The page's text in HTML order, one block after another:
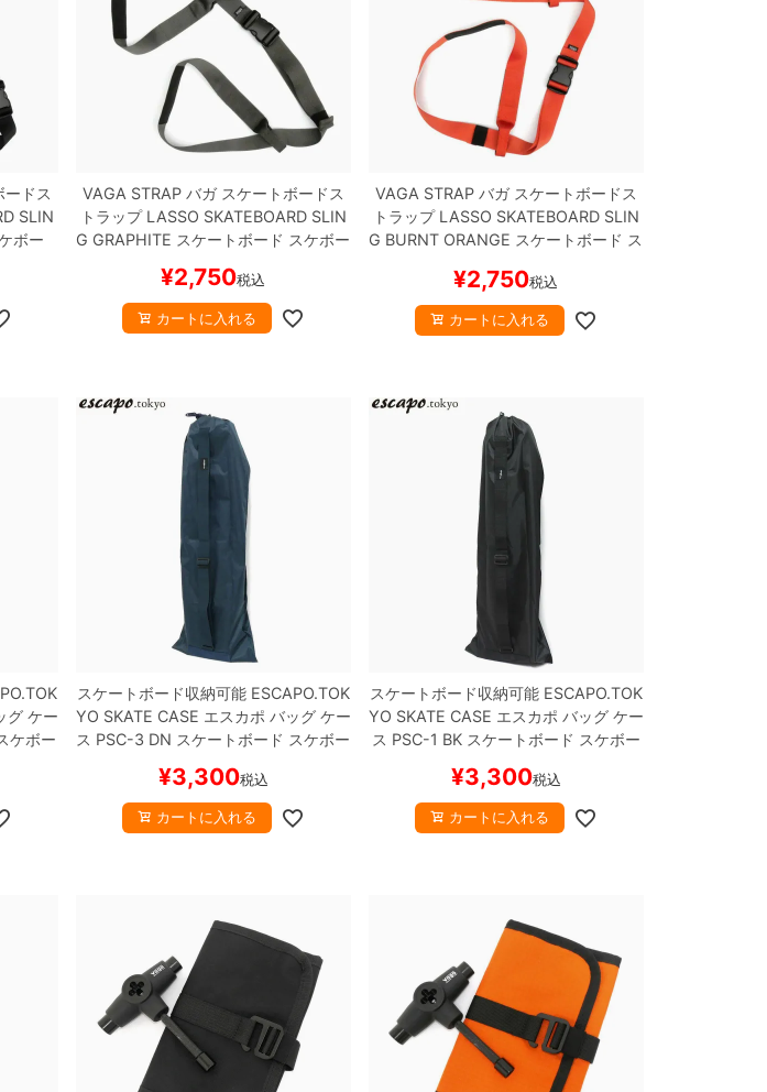
ドス
SLIN
ボー
VAGA STRAPバガスケートボードス
トラップLASSO SKATEBOARD SLIN
G GRAPHITE スケートボード スケボー
¥2,750税込
カートに入れる
VAGA STRAPバガスケートボードス
トラップLASSO SKATEBOARD SLIN
G BURNT ORANGE スケートボード ス
¥2,750税込
カートに入れる
グ ケー
ケボー
スケートボード収納可能ESCAPO.TOK
YO SKATE CASE エスカポ バッグ ケー
ス PSC-3 DN スケートボード スケボー
¥3,300税込
カートに入れる
スケートボード収納可能ESCAPO.TOK
YO SKATE CASE エスカポ バッグ ケー
ス PSC-1 BKスケートボード スケボー
¥3,300税込
カートに入れる